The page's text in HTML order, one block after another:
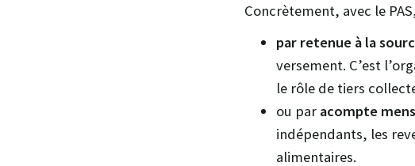
Concrètement, avec le
par retenue à la
versement. C’est
le rôle de tiers
ou par acompte
indépendants, les
alimentaires.